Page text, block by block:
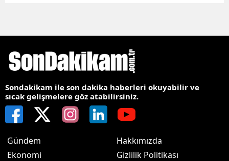
Sondakikam ile son dakika haberleri okuyabilir ve
sıcak gelişmelere göz atabilirsiniz.
Gündem
Ekonomi
Hakkımızda
Gizlilik Politikası